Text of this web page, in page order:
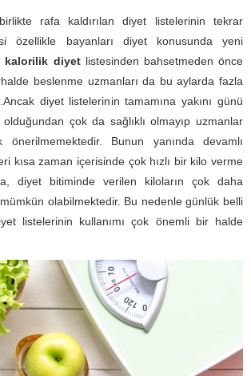
rafa kaldırılan diyet listelerinin tekrar
özellikle bayanları diyet konusunda yeni
kalorilik diyetlistesinden bahsetmeden önce
beslenme uzmanları da bu aylarda fazla
diyet listelerinin tamamına yakını günü
çok da sağlıklı olmayıp uzmanlar
Bunun yanında devamlı
kısa zaman içerisinde çok hızlı bir kilo verme
diyet bitiminde verilen kiloların çok daha
mümkün olabilmektedir. Bu nedenle günlük belli
listelerinin kullanımı çok önemli bir halde